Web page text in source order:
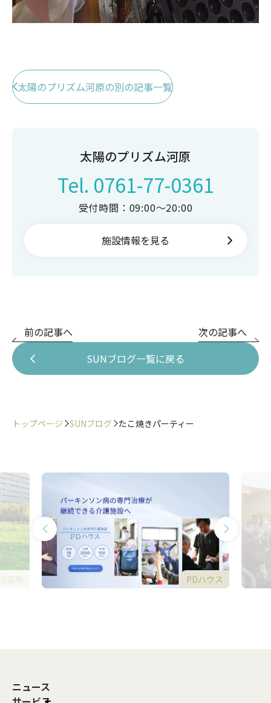
太陽のプリズム河原の別の記事一覧
太陽のプリズム河原
Tel. 0761-77-0361
受付時間：09:00〜20:00
施設情報を見る
前の記事へ
SUNブログ一覧に戻る
次の記事へ
トップページ SUNブログ たこ焼きパーティー
PDハウス
ニュース